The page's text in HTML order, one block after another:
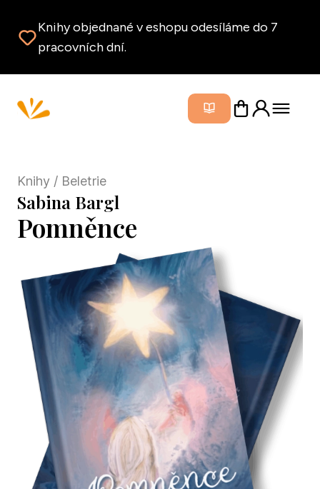
Knihy objednané v eshopu odesíláme do 7
pracovních dní.
Zavřít
Knihy / Beletrie
Sabina Bargl
Pomněnce